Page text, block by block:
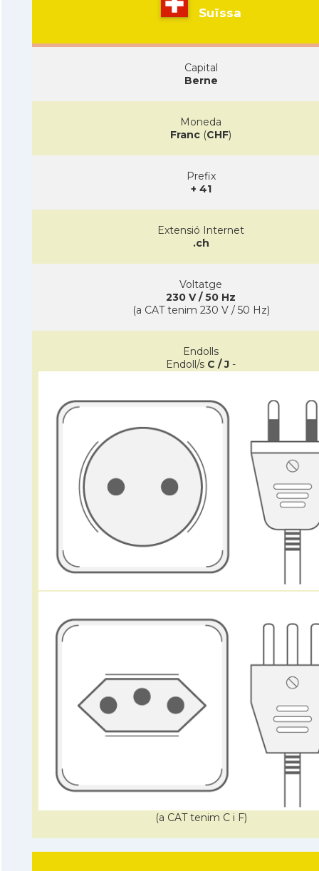
Suïssa
Capital
Berne
Moneda
Franc (CHF)
Prefix
+ 41
Extensió Internet
.ch
Voltatge
230 V / 50 Hz
(a CAT tenim 230 V / 50 Hz)
Endolls
Endoll/s C / J -
(a CAT tenim C i F)